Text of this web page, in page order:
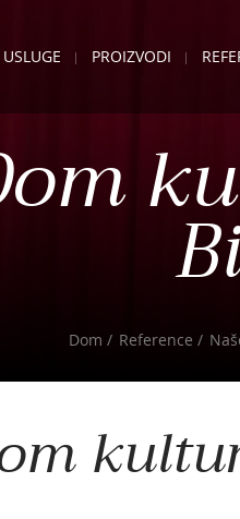
USLUGE PROIZVODI
Dom Reference